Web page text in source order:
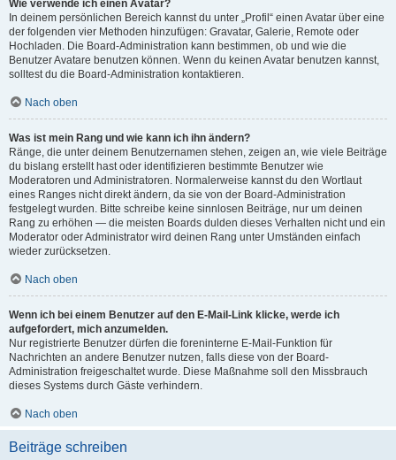
Wie verwende ich einen Avatar?
In deinem persönlichen Bereich kannst du unter „Profil“ einen Avatar über eine
der folgenden vier Methoden hinzufügen: Gravatar, Galerie, Remote oder
Hochladen. Die Board-Administration kann bestimmen, ob und wie die
Benutzer Avatare benutzen können. Wenn du keinen Avatar benutzen kannst,
solltest du die Board-Administration kontaktieren.
Nach oben
Was ist mein Rang und wie kann ich ihn ändern?
Ränge, die unter deinem Benutzernamen stehen, zeigen an, wie viele Beiträge
du bislang erstellt hast oder identifizieren bestimmte Benutzer wie
Moderatoren und Administratoren. Normalerweise kannst du den Wortlaut
eines Ranges nicht direkt ändern, da sie von der Board-Administration
festgelegt wurden. Bitte schreibe keine sinnlosen Beiträge, nur um deinen
Rang zu erhöhen — die meisten Boards dulden dieses Verhalten nicht und ein
Moderator oder Administrator wird deinen Rang unter Umständen einfach
wieder zurücksetzen.
Nach oben
Wenn ich bei einem Benutzer auf den E-Mail-Link klicke, werde ich
aufgefordert, mich anzumelden.
Nur registrierte Benutzer dürfen die foreninterne E-Mail-Funktion für
Nachrichten an andere Benutzer nutzen, falls diese von der Board-
Administration freigeschaltet wurde. Diese Maßnahme soll den Missbrauch
dieses Systems durch Gäste verhindern.
Nach oben
Beiträge schreiben